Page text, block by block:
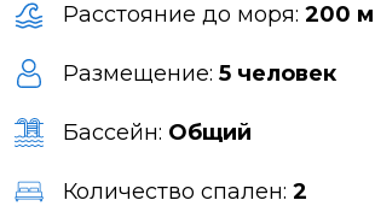
Расстояние до моря: 200 м
Размещение: 5 человек
Бассейн: Общий
Количество спален: 2